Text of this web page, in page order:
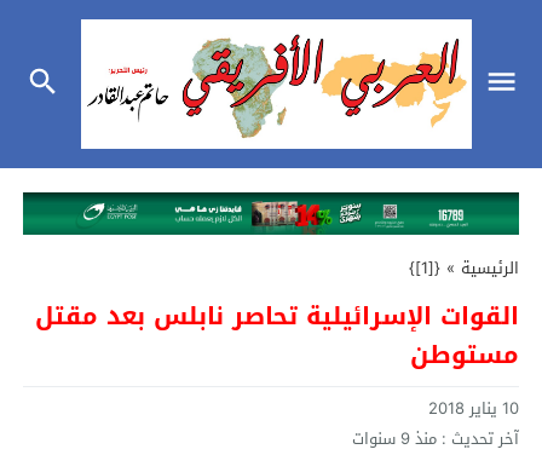
الرئيسية »
{[1]}
القوات الإسرائيلية تحاصر نابلس بعد مقتل
مستوطن
10 يناير 2018
آخر تحديث : منذ 9 سنوات